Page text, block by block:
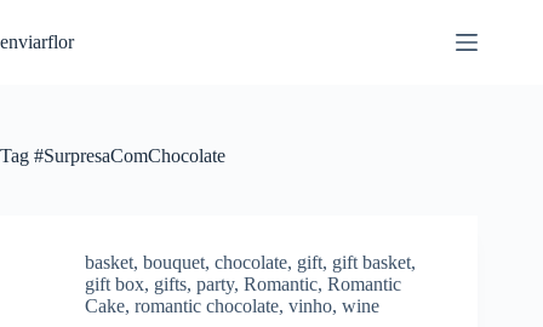
k
c
enviarflor
Tag #SurpresaComChocolate
basket, bouquet, chocolate, gift, gift basket,
gift box, gifts, party, Romantic, Romantic
Cake, romantic chocolate, vinho, wine